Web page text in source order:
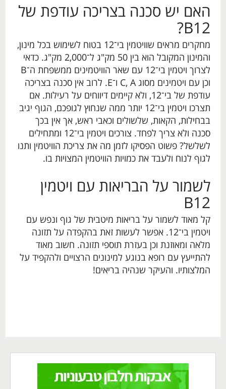
האם יש סכנה בצריכה עודפת של
B12?
מחקרים מראים שוויטמין בי־12 בטוח לשימוש בכל מינון,
והמינון המקובל הוא בין 50 מק"ג ל־2,000 מק"ג. כדאי
לצרוך ויטמין בי־12 עם שאר הוויטמינים ממשפחת ה־B
וכן עם ויטמינים מסוג C, A ו־E. לרוב אין סכנה בצריכה
עודפת של בי־12, ולא קיימים דיווחים על רעילות. אם
תצרכו ויטמין בי־12 יותר ממה שנחוץ לגופכם, הגוף יגיב
בבחילות, הקאות, שלשולים וכאבי ראש, אך אין בכך
סכנה ולא צריך לפחד. צורכים ויטמין בי־12 ומתחילים
לשלשל? פשוט הפסיקו לזמן מה את צריכת הוויטמין ותנו
לגוף לנוח ולעבד את כמויות הוויטמין המצויות בו.
לשמור על הבריאות עם ויטמין
B12
קל מאוד לשמור על בריאות מיטבית של גוף ונפש עם
ויטמין בי־12. אפשר לעשות זאת בהקפדה על תזונה
מלאה ומאוזנת וכן בעזרת תוספי תזונה. חשוב מאוד
להתייעץ עם רופא בנוגע למינונים הרצויים ולהקפיד על
המלצותיו. והעיקר שנהיה בריאים!